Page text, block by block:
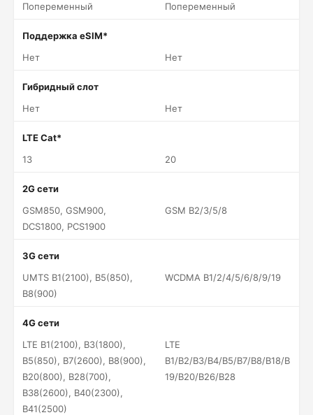
Попеременный
Попеременный
Поддержка eSIM*
Нет
Нет
Гибридный слот
Нет
Нет
LTE Cat*
13
20
2G сети
GSM850, GSM900,
DCS1800, PCS1900
GSM B2/3/5/8
3G сети
UMTS B1(2100), B5(850),
B8(900)
WCDMA B1/2/4/5/6/8/9/19
4G сети
LTE B1(2100), B3(1800),
B5(850), B7(2600), B8(900),
B20(800), B28(700),
B38(2600), B40(2300),
B41(2500)
LTE
B1/B2/B3/B4/B5/B7/B8/B18/B
19/B20/B26/B28